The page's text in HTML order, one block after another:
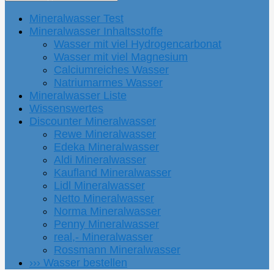
Mineralwasser Test
Mineralwasser Inhaltsstoffe
Wasser mit viel Hydrogencarbonat
Wasser mit viel Magnesium
Calciumreiches Wasser
Natriumarmes Wasser
Mineralwasser Liste
Wissenswertes
Discounter Mineralwasser
Rewe Mineralwasser
Edeka Mineralwasser
Aldi Mineralwasser
Kaufland Mineralwasser
Lidl Mineralwasser
Netto Mineralwasser
Norma Mineralwasser
Penny Mineralwasser
real,- Mineralwasser
Rossmann Mineralwasser
››› Wasser bestellen